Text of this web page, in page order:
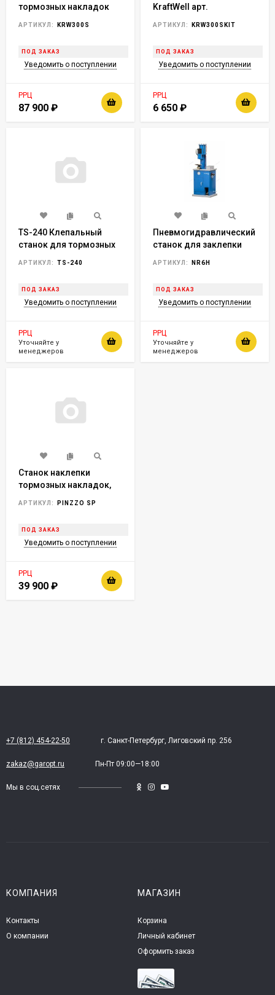
тормозных накладок
АРТИКУЛ: KRW300S
ПОД ЗАКАЗ
Уведомить о поступлении
РРЦ
87 900 ₽
KraftWell арт.
АРТИКУЛ: KRW300SKIT
ПОД ЗАКАЗ
Уведомить о поступлении
РРЦ
6 650 ₽
ТS-240 Клепальный
станок для тормозных
АРТИКУЛ: ТS-240
ПОД ЗАКАЗ
Уведомить о поступлении
РРЦ
Уточняйте у
менеджеров
Пневмогидравлический
станок для заклепки
АРТИКУЛ: NR6H
ПОД ЗАКАЗ
Уведомить о поступлении
РРЦ
Уточняйте у
менеджеров
Станок наклепки
тормозных накладок,
АРТИКУЛ: PINZZO SP
ПОД ЗАКАЗ
Уведомить о поступлении
РРЦ
39 900 ₽
+7 (812) 454-22-50 г. Санкт-Петербург, Лиговский пр. 256
zakaz@garopt.ru Пн-Пт 09:00—18:00
Мы в соц.сетях
КОМПАНИЯ
Контакты
О компании
МАГАЗИН
Корзина
Личный кабинет
Оформить заказ